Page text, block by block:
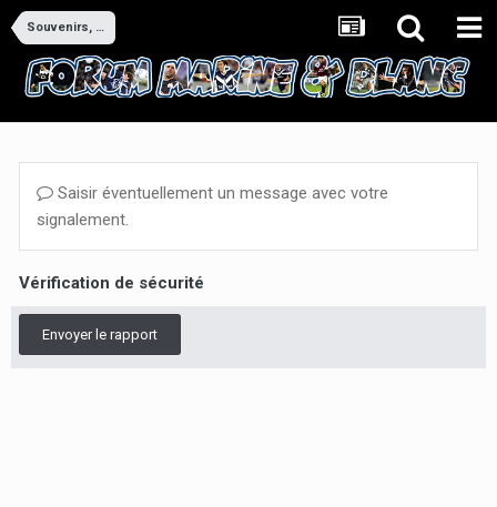
Souvenirs, souvenirs
Saisir éventuellement un message avec votre
signalement.
Vérification de sécurité
Envoyer le rapport